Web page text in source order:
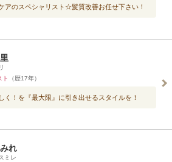
アのスペシャリスト☆髪質改善お任せ下さい！
ト
（歴17年）
く！を『最大限』に引き出せるスタイルを！
れ
ミレ